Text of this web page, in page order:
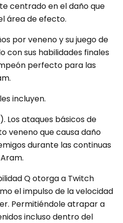
centrado en el daño que
área de efecto.
por veneno y su juego de
con sus habilidades finales
perfecto para las
incluyen.
Los ataques básicos de
veneno que causa daño
durante las continuas
Q otorga a Twitch
el impulso de la velocidad
Permitiéndole atrapar a
incluso dentro del